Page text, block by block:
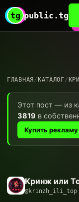
tg public.tg
ГЛАВНАЯ / КАТАЛОГ/
Этот пост — из
3819 в
Купить
Кринж или
@krinzh_ili_top